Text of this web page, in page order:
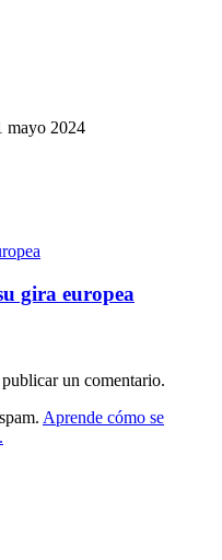
mayo 2024
gira europea
un comentario.
Aprende cómo se